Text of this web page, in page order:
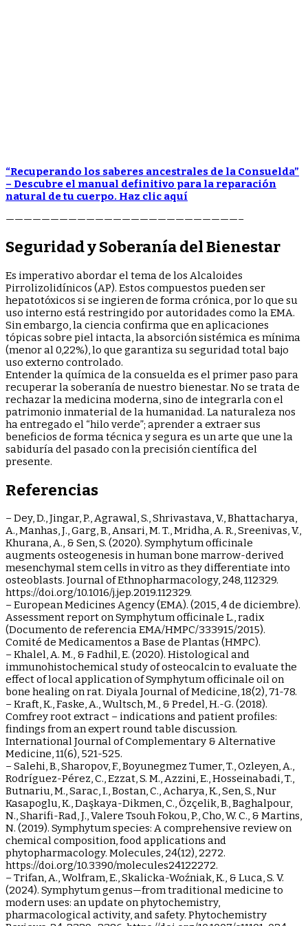
“Recuperando los saberes ancestrales de la Consuelda”
– Descubre el manual definitivo para la reparación
natural de tu cuerpo. Haz clic aquí
——————————————————————————–
Seguridad y Soberanía del Bienestar
Es imperativo abordar el tema de los Alcaloides
Pirrolizolidínicos (AP). Estos compuestos pueden ser
hepatotóxicos si se ingieren de forma crónica, por lo que su
uso interno está restringido por autoridades como la EMA.
Sin embargo, la ciencia confirma que en aplicaciones
tópicas sobre piel intacta, la absorción sistémica es mínima
(menor al 0,22%), lo que garantiza su seguridad total bajo
uso externo controlado.
Entender la química de la consuelda es el primer paso para
recuperar la soberanía de nuestro bienestar. No se trata de
rechazar la medicina moderna, sino de integrarla con el
patrimonio inmaterial de la humanidad. La naturaleza nos
ha entregado el “hilo verde”; aprender a extraer sus
beneficios de forma técnica y segura es un arte que une la
sabiduría del pasado con la precisión científica del
presente.
Referencias
– Dey, D., Jingar, P., Agrawal, S., Shrivastava, V., Bhattacharya,
A., Manhas, J., Garg, B., Ansari, M. T., Mridha, A. R., Sreenivas, V.,
Khurana, A., & Sen, S. (2020). Symphytum officinale
augments osteogenesis in human bone marrow-derived
mesenchymal stem cells in vitro as they differentiate into
osteoblasts. Journal of Ethnopharmacology, 248, 112329.
https://doi.org/10.1016/j.jep.2019.112329.
– European Medicines Agency (EMA). (2015, 4 de diciembre).
Assessment report on Symphytum officinale L., radix
(Documento de referencia EMA/HMPC/333915/2015).
Comité de Medicamentos a Base de Plantas (HMPC).
– Khalel, A. M., & Fadhil, E. (2020). Histological and
immunohistochemical study of osteocalcin to evaluate the
effect of local application of Symphytum officinale oil on
bone healing on rat. Diyala Journal of Medicine, 18(2), 71-78.
– Kraft, K., Faske, A., Wultsch, M., & Predel, H.-G. (2018).
Comfrey root extract – indications and patient profiles:
findings from an expert round table discussion.
International Journal of Complementary & Alternative
Medicine, 11(6), 521-525.
– Salehi, B., Sharopov, F., Boyunegmez Tumer, T., Ozleyen, A.,
Rodríguez-Pérez, C., Ezzat, S. M., Azzini, E., Hosseinabadi, T.,
Butnariu, M., Sarac, I., Bostan, C., Acharya, K., Sen, S., Nur
Kasapoglu, K., Daşkaya-Dikmen, C., Özçelik, B., Baghalpour,
N., Sharifi-Rad, J., Valere Tsouh Fokou, P., Cho, W. C., & Martins,
N. (2019). Symphytum species: A comprehensive review on
chemical composition, food applications and
phytopharmacology. Molecules, 24(12), 2272.
https://doi.org/10.3390/molecules24122272.
– Trifan, A., Wolfram, E., Skalicka-Woźniak, K., & Luca, S. V.
(2024). Symphytum genus—from traditional medicine to
modern uses: an update on phytochemistry,
pharmacological activity, and safety. Phytochemistry